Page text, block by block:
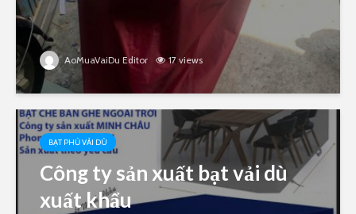
AoMuaVaiDu Editor 17 views
BẠT PHỦ VẢI DÙ
Công ty sản xuất bạt vải dù
xuất khẩu